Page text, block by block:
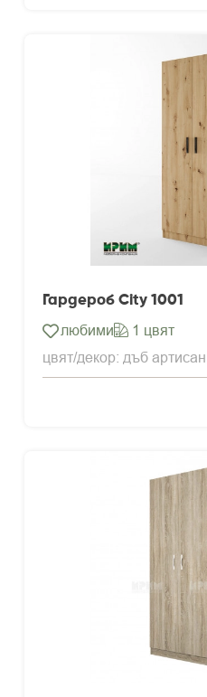
Гардероб City 1001
любими
1 цвят
цвят/декор: дъб артисан